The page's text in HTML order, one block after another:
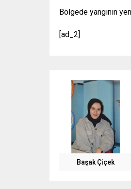
Bölgede yangının
[ad_2]
Başak Çiçek